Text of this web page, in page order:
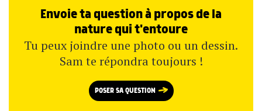
Envoie ta question à propos de la
nature qui t'entoure
Tu peux joindre une photo ou un dessin.
Sam te répondra toujours !
POSER SA QUESTION